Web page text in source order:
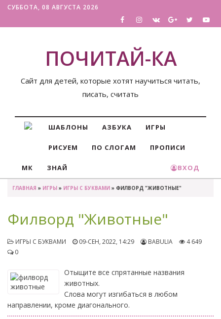
СУББОТА, 08 АВГУСТА 2026
ПОЧИТАЙ-КА
Сайт для детей, которые хотят научиться читать,
писать, считать
ШАБЛОНЫ АЗБУКА ИГРЫ
РИСУЕМ ПО СЛОГАМ ПРОПИСИ
МК ЗНАЙ ВХОД
ГЛАВНАЯ » ИГРЫ » ИГРЫ С БУКВАМИ » ФИЛВОРД "ЖИВОТНЫЕ"
Филворд "Животные"
ИГРЫ С БУКВАМИ 09-СЕН, 2022, 14:29 BABULIA
4 649
0
Отыщите все спрятанные названия
животных.
Слова могут изгибаться в любом
направлении, кроме диагонального.